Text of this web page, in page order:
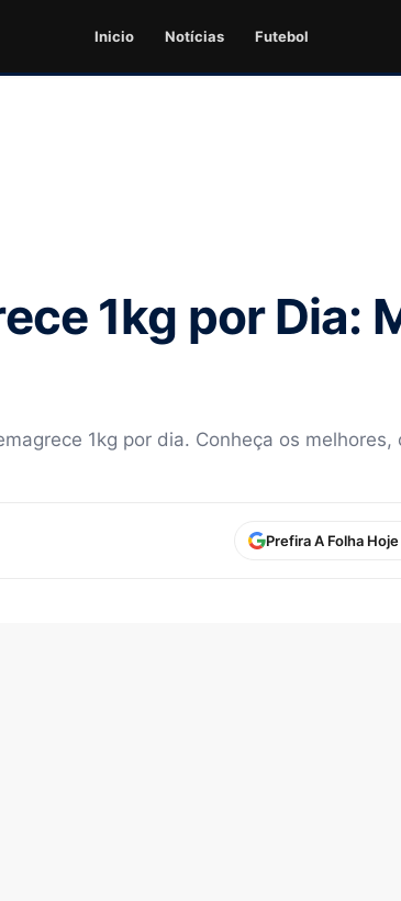
Inicio Notícias Futebol
1kg por Dia:
1kg por dia. Conheça os
Prefira A Folha